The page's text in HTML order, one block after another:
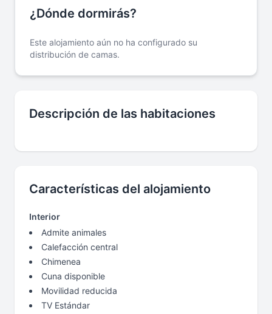
¿Dónde dormirás?
Este alojamiento aún no ha configurado su
distribución de camas.
Descripción de las habitaciones
Características del alojamiento
Interior
Admite animales
Calefacción central
Chimenea
Cuna disponible
Movilidad reducida
TV Estándar